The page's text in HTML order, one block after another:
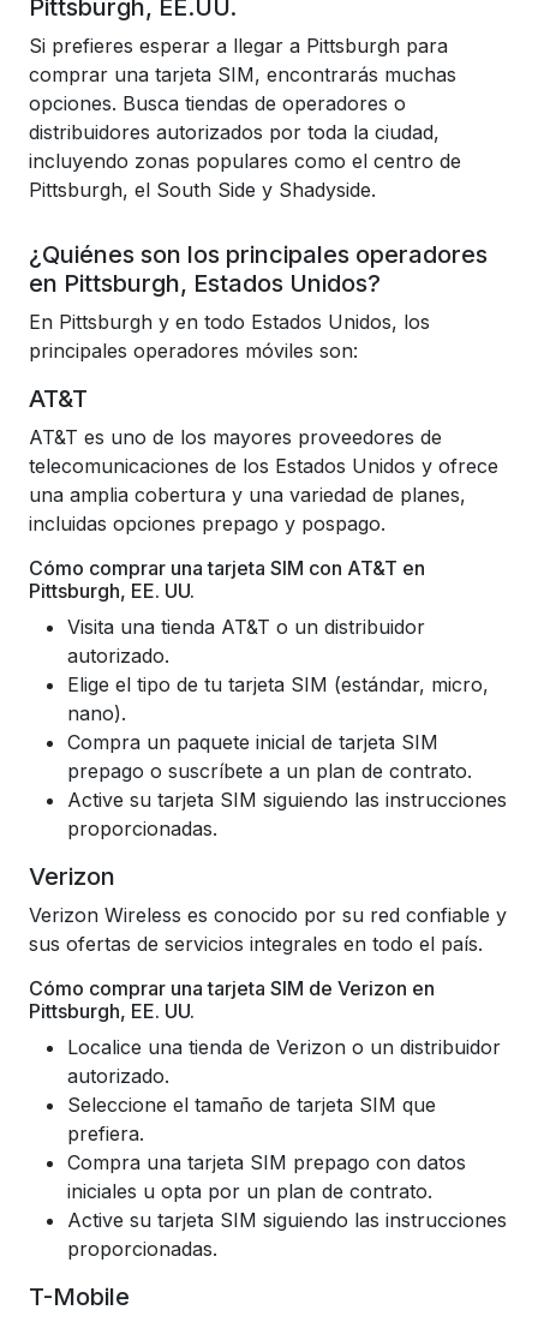
Pittsburgh, EE.UU.
Si prefieres esperar a llegar a Pittsburgh para
comprar una tarjeta SIM, encontrarás muchas
opciones. Busca tiendas de operadores o
distribuidores autorizados por toda la ciudad,
incluyendo zonas populares como el centro de
Pittsburgh, el South Side y Shadyside.
¿Quiénes son los principales operadores
en Pittsburgh, Estados Unidos?
En Pittsburgh y en todo Estados Unidos, los
principales operadores móviles son:
AT&T
AT&T es uno de los mayores proveedores de
telecomunicaciones de los Estados Unidos y ofrece
una amplia cobertura y una variedad de planes,
incluidas opciones prepago y pospago.
Cómo comprar una tarjeta SIM con AT&T en
Pittsburgh, EE. UU.
Visita una tienda AT&T o un distribuidor
autorizado.
Elige el tipo de tu tarjeta SIM (estándar, micro,
nano).
Compra un paquete inicial de tarjeta SIM
prepago o suscríbete a un plan de contrato.
Active su tarjeta SIM siguiendo las instrucciones
proporcionadas.
Verizon
Verizon Wireless es conocido por su red confiable y
sus ofertas de servicios integrales en todo el país.
Cómo comprar una tarjeta SIM de Verizon en
Pittsburgh, EE. UU.
Localice una tienda de Verizon o un distribuidor
autorizado.
Seleccione el tamaño de tarjeta SIM que
prefiera.
Compra una tarjeta SIM prepago con datos
iniciales u opta por un plan de contrato.
Active su tarjeta SIM siguiendo las instrucciones
proporcionadas.
T-Mobile